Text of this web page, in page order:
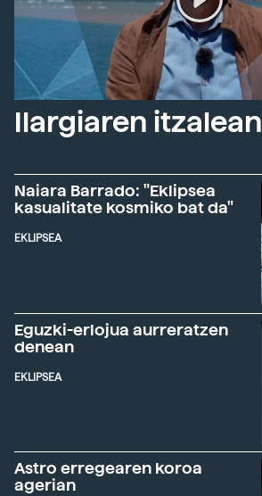
Ilargiaren itzalean
Naiara Barrado: "Eklipsea
kasualitate kosmiko bat da"
EKLIPSEA
Eguzki-erlojua aurreratzen
denean
EKLIPSEA
Astro erregearen koroa
agerian